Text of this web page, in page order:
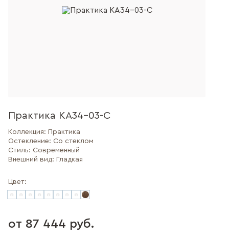
Практика КА34-03-С
Коллекция: Практика
Остекление: Со стеклом
Стиль: Современный
Внешний вид: Гладкая
Цвет:
от 87 444 руб.